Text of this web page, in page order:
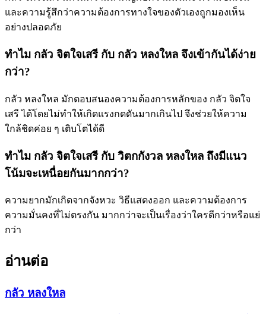
และความรู้สึกว่าความต้องการทางใจของตัวเองถูกมองเห็น
อย่างปลอดภัย
ทำไม กลัว จิตใจเสรี กับ กลัว หลงใหล จึงเข้ากันได้ง่าย
กว่า?
กลัว หลงใหล มักตอบสนองความต้องการหลักของ กลัว จิตใจ
เสรี ได้โดยไม่ทำให้เกิดแรงกดดันมากเกินไป จึงช่วยให้ความ
ใกล้ชิดค่อย ๆ เติบโตได้ดี
ทำไม กลัว จิตใจเสรี กับ วิตกกังวล หลงใหล ถึงมีแนว
โน้มจะเหนื่อยกันมากกว่า?
ความยากมักเกิดจากจังหวะ วิธีแสดงออก และความต้องการ
ความมั่นคงที่ไม่ตรงกัน มากกว่าจะเป็นเรื่องว่าใครดีกว่าหรือแย่
กว่า
อ่านต่อ
กลัว หลงใหล